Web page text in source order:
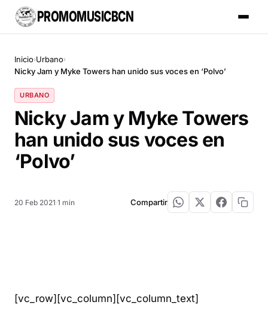
PROMOMUSICBCN
Inicio›Urbano›
Nicky Jam y Myke Towers han unido sus voces en ‘Polvo’
URBANO
Nicky Jam y Myke Towers
han unido sus voces en
‘Polvo’
20 Feb 2021·1 min Compartir
[vc_row][vc_column][vc_column_text]